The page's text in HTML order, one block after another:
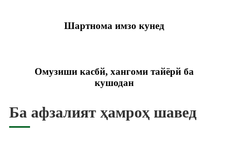
Шартнома имзо кунед
Омузиши касбй, хангоми тайёрй ба
кушодан
Ба афзалият ҳамроҳ шавед